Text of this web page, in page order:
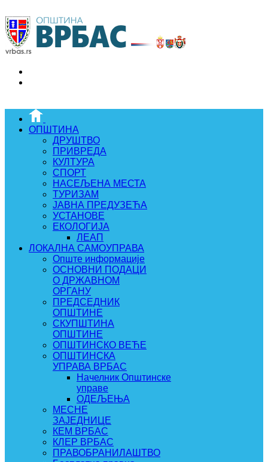
ОПШТИНА
ДРУШТВО
ПРИВРЕДА
КУЛТУРА
СПОРТ
НАСЕЉЕНА МЕСТА
ТУРИЗАМ
ЈАВНА ПРЕДУЗЕЋА
УСТАНОВЕ
ЕКОЛОГИЈА
ЛЕАП
ЛОКАЛНА САМОУПРАВА
Опште информације
ОСНОВНИ ПОДАЦИ
О ДРЖАВНОМ
ОРГАНУ
ПРЕДСЕДНИК
ОПШТИНЕ
СКУПШТИНА
ОПШТИНЕ
ОПШТИНСКО ВЕЋЕ
ОПШТИНСКА
УПРАВА ВРБАС
Начелник Општинске
управе
ОДЕЉЕЊА
МЕСНЕ
ЗАЈЕДНИЦЕ
КЕМ ВРБАС
КЛЕР ВРБАС
ПРАВОБРАНИЛАШТВО